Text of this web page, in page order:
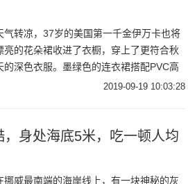
气转凉，37岁的美国第一千金伊万卡也将
亮的花朵裙收进了衣橱，穿上了更符合秋
的深色衣服。墨绿色的连衣裙搭配PVC高
跟鞋，受到了时尚评论的交口称赞，而裙摆
2019-09-19 10:03:28
身处海底5米，吃一顿人均
挪威最南端的海岸线上，有一块神秘的灰